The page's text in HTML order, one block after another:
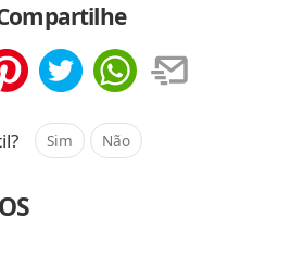
Sim Não